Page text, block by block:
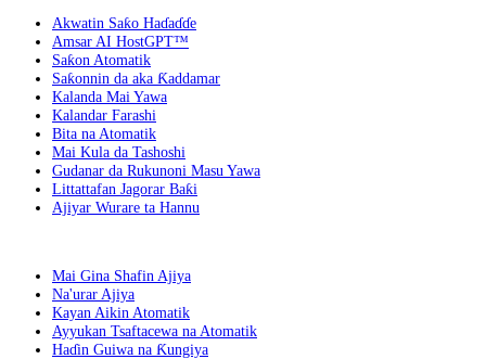
Akwatin Saƙo Haɗaɗɗe
Amsar AI HostGPT™
Saƙon Atomatik
Saƙonnin da aka Ƙaddamar
Kalanda Mai Yawa
Kalandar Farashi
Bita na Atomatik
Mai Kula da Tashoshi
Gudanar da Rukunoni Masu Yawa
Littattafan Jagorar Baƙi
Ajiyar Wurare ta Hannu
Mai Gina Shafin Ajiya
Na'urar Ajiya
Kayan Aikin Atomatik
Ayyukan Tsaftacewa na Atomatik
Haɗin Guiwa na Ƙungiya